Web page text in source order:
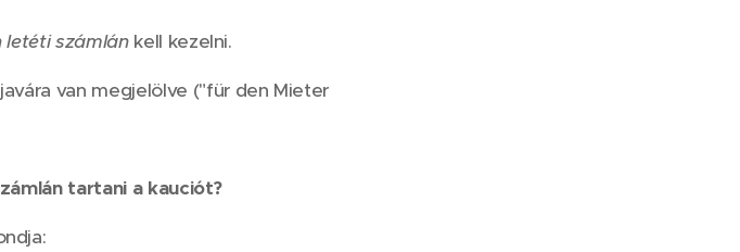
letéti számlánkell kezelni.
van megjelölve ("für den Mieter
tartani a kauciót?